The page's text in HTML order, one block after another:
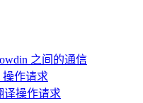
之间的通信
操作请求
译操作请求